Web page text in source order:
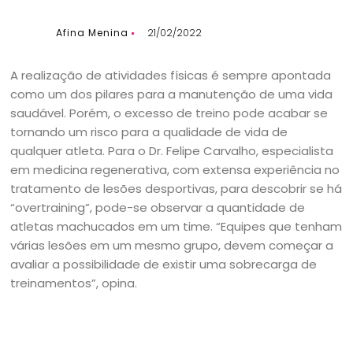
Afina Menina 21/02/2022
A realização de atividades físicas é sempre apontada
como um dos pilares para a manutenção de uma vida
saudável. Porém, o excesso de treino pode acabar se
tornando um risco para a qualidade de vida de
qualquer atleta. Para o Dr. Felipe Carvalho, especialista
em medicina regenerativa, com extensa experiência no
tratamento de lesões desportivas, para descobrir se há
“overtraining”, pode-se observar a quantidade de
atletas machucados em um time. “Equipes que tenham
várias lesões em um mesmo grupo, devem começar a
avaliar a possibilidade de existir uma sobrecarga de
treinamentos”, opina.